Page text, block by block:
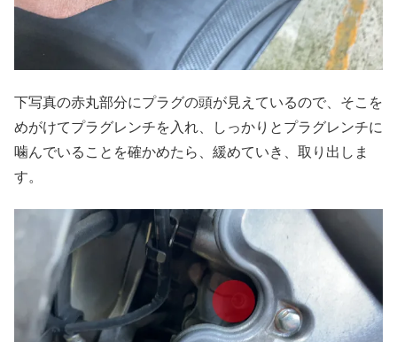
下写真の赤丸部分にプラグの頭が見えているので、そこを
めがけてプラグレンチを入れ、しっかりとプラグレンチに
噛んでいることを確かめたら、緩めていき、取り出しま
す。